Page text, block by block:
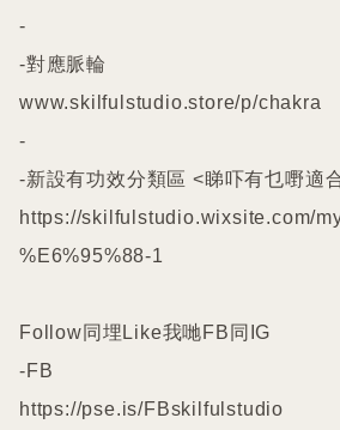
-
-對應脈輪
www.skilfulstudio.store/p/chakra
-
-新設有功效分類區 <睇吓有乜嘢適
https://skilfulstudio.wixsite.com/
%E6%95%88-1
Follow同埋Like我哋FB同IG
-FB
https://pse.is/FBskilfulstudio